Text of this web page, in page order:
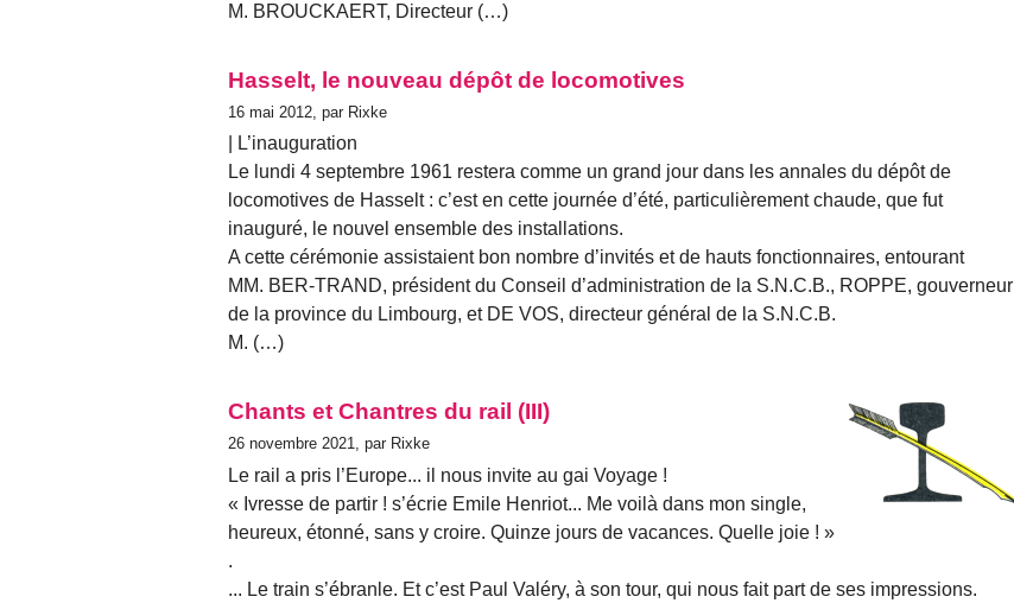
M. BROUCKAERT, Directeur (…)
Hasselt, le nouveau dépôt de locomotives
16 mai 2012, par Rixke
| L’inauguration
Le lundi 4 septembre 1961 restera comme un grand jour dans les annales du dépôt de
locomotives de Hasselt : c’est en cette journée d’été, particulièrement chaude, que fut
inauguré, le nouvel ensemble des installations.
A cette cérémonie assistaient bon nombre d’invités et de hauts fonctionnaires, entourant
MM. BER-TRAND, président du Conseil d’administration de la S.N.C.B., ROPPE, gouverneur
de la province du Limbourg, et DE VOS, directeur général de la S.N.C.B.
M. (…)
Chants et Chantres du rail (III)
26 novembre 2021, par Rixke
Le rail a pris l’Europe... il nous invite au gai Voyage !
« Ivresse de partir ! s’écrie Emile Henriot... Me voilà dans mon single,
heureux, étonné, sans y croire. Quinze jours de vacances. Quelle joie ! »
.
... Le train s’ébranle. Et c’est Paul Valéry, à son tour, qui nous fait part de ses impressions.